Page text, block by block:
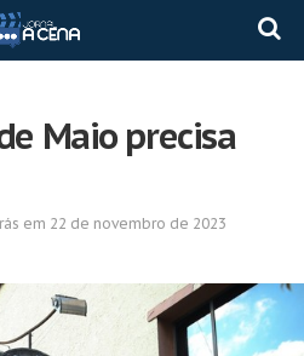
Maio precisa
em 22 de novembro de 2023